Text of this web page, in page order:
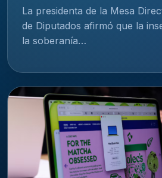
La presidenta de la Mesa
de Diputados afirmó que la
la soberanía…